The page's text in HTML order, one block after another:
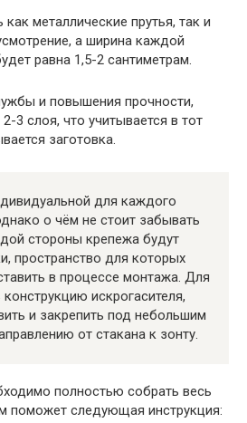
металлические прутья, так и
а ширина каждой
равна 1,5-2 сантиметрам.
и повышения прочности,
3 слоя, что учитывается в тот
заготовка.
для каждого
о чём не стоит забывать
стороны крепежа будут
пространство для которых
в процессе монтажа. Для
искрогасителя,
и закрепить под небольшим
от стакана к зонту.
полностью собрать весь
поможет следующая инструкция: